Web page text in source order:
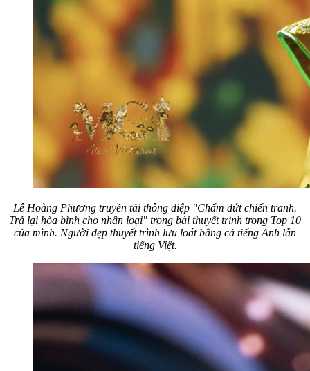
Lê Hoàng Phương truyền tải thông điệp "Chấm dứt chiến tranh.
Trả lại hòa bình cho nhân loại" trong bài thuyết trình trong Top 10
của mình. Người đẹp thuyết trình lưu loát bằng cả tiếng Anh lẫn
tiếng Việt.